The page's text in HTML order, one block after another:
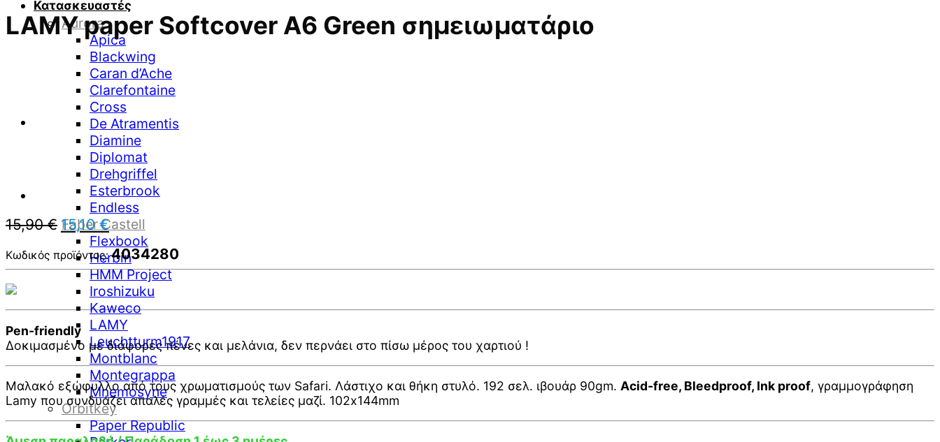
Κατασκευαστές
Aurora
Apica
Blackwing
Caran d’Ache
Clarefontaine
Cross
De Atramentis
Diamine
Diplomat
Drehgriffel
Esterbrook
Endless
Faber Castell
Flexbook
Herbin
HMM Project
Iroshizuku
Kaweco
LAMY
Leuchtturm1917
Montblanc
Montegrappa
Mnemosyne
Orbitkey
Paper Republic
LAMY paper Softcover A6 Green σημειωματάριο
15,90€ Original
price
was:
15,90 €.
15,10€Η
τρέχουσα
τιμή
είναι:
15,10 €.
Κωδικός προϊόντος:4034280
Pen-friendly
Δοκιμασμένο με διάφορες πένες και μελάνια, δεν περνάει στο πίσω μέρος του χαρτιού !
Μαλακό εξώφυλλο από τους χρωματισμούς των Safari. Λάστιχο και θήκη στυλό. 192 σελ. ιβουάρ 90gm. Acid-free, Bleedproof, Ink proof, γραμμογράφηση
Lamy που συνδυάζει απαλές γραμμές και τελείες μαζί. 102x144mm